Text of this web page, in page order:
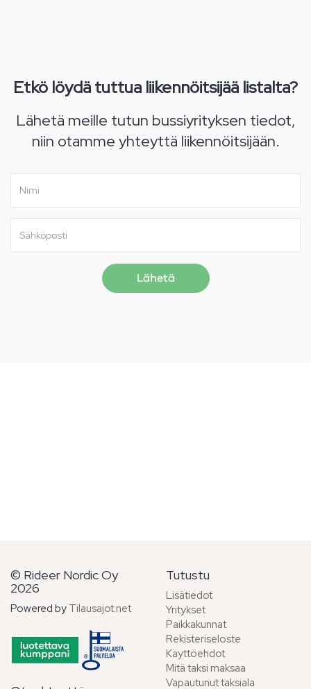
Etkö löydä tuttua liikennöitsijää listalta?
Lähetä meille tutun bussiyrityksen tiedot,
niin otamme yhteyttä liikennöitsijään.
© Rideer Nordic Oy
2026
Powered by Tilausajot.net
Tutustu
Lisätiedot
Yritykset
Paikkakunnat
Rekisteriseloste
Käyttöehdot
Mitä taksi maksaa
Vapautunut taksiala